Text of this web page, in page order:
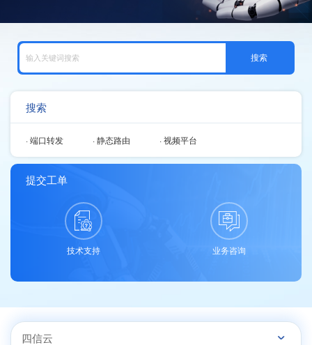
搜索
· 端口转发 · 静态路由 · 视频平台
提交工单
技术支持 业务咨询
四信云